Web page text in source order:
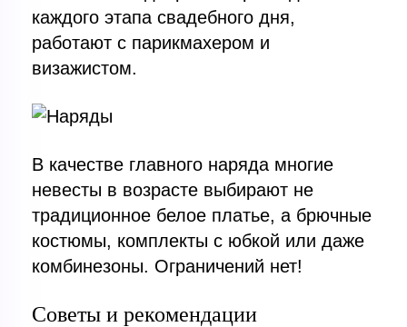
каждого этапа свадебного дня,
работают с парикмахером и
визажистом.
В качестве главного наряда многие
невесты в возрасте выбирают не
традиционное белое платье, а брючные
костюмы, комплекты с юбкой или даже
комбинезоны. Ограничений нет!
Советы и рекомендации